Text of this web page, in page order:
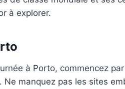
à explorer.
à Porto, commencez
manquez pas les sites